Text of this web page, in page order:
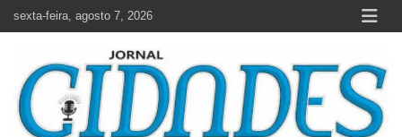
sexta-feira, agosto 7, 2026